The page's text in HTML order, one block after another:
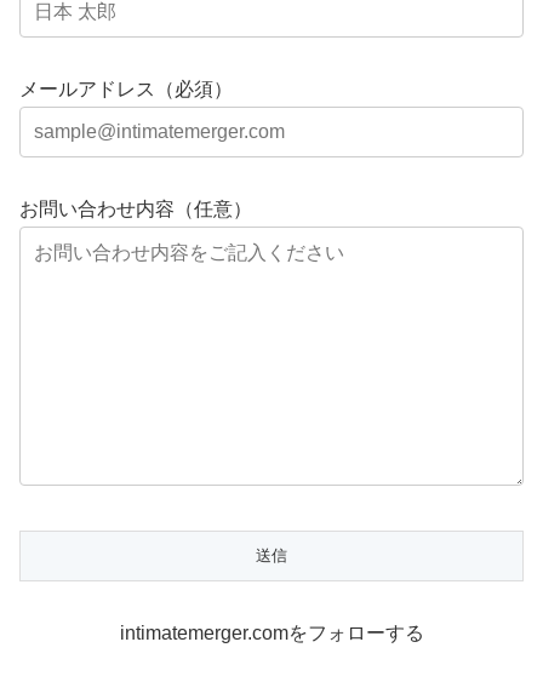
メールアドレス（必須）
お問い合わせ内容（任意）
intimatemerger.comをフォローする